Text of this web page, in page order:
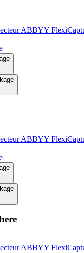
ABBYY
ABBYY
ABBYY